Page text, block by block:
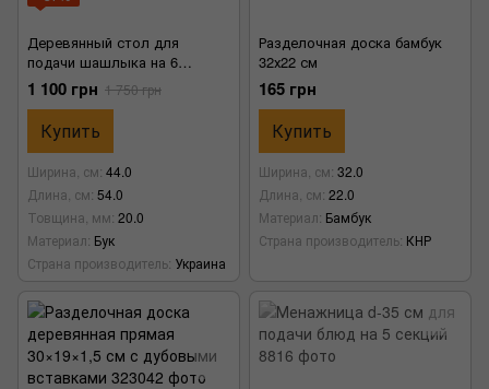
Деревянный стол для
подачи шашлыка на 6
шампуров с соусницами
1 100 грн 1 750 грн
Купить
Ширина, см 44.0
Длина, см 54.0
Товщина, мм 20.0
Материал Бук
Страна производитель Украина
Разделочная доска бамбук
32х22 см
165 грн
Купить
Ширина, см 32.0
Длина, см 22.0
Материал Бамбук
Страна производитель КНР